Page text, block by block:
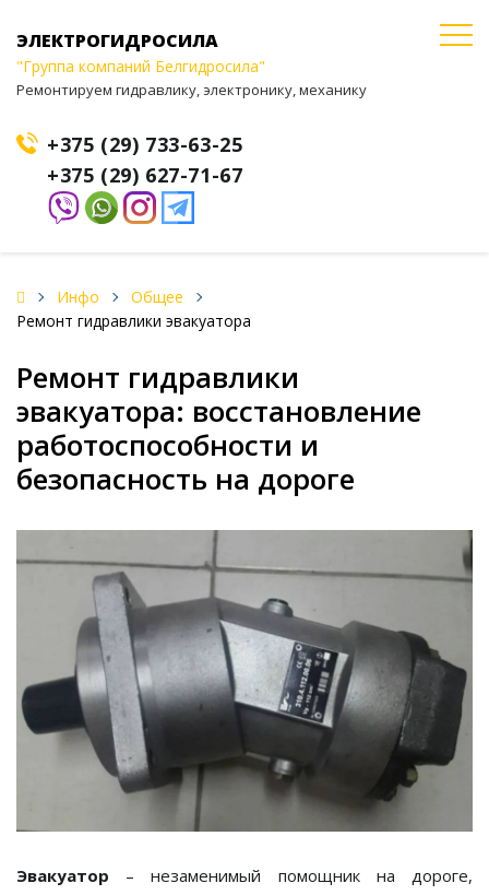
ЭЛЕКТРОГИДРОСИЛА
"Группа компаний Белгидросила"
Ремонтируем гидравлику, электронику, механику
+375 (29) 733-63-25
+375 (29) 627-71-67
Инфо
Общее
Ремонт гидравлики эвакуатора
Ремонт гидравлики
эвакуатора: восстановление
работоспособности и
безопасность на дороге
Эвакуатор – незаменимый помощник на дороге,